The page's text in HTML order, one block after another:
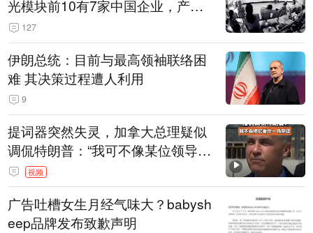
光模块前10有7家中国企业，产业
界人士：想“脱钩”并不容易
127
伊朗总统：目前与最高领袖联络困
难 其决策过程遭人利用
9
提词器突然失灵，加拿大总理疑似
调侃特朗普：“我可不像某位领导
人，把这当成一场阴谋”，全场哄笑
视频
广告吐槽女生月经气味大？babysh
eep品牌发布致歉声明